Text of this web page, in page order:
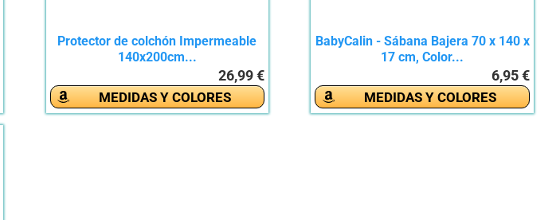
Protector de colchón Impermeable
140x200cm...
26,99 €
MEDIDAS Y COLORES
BabyCalin - Sábana Bajera 70 x 140 x
17 cm, Color...
6,95 €
MEDIDAS Y COLORES